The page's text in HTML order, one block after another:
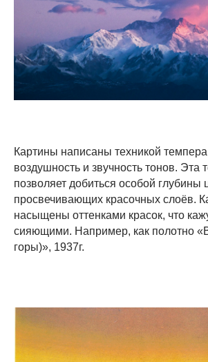
Картины написаны техникой
воздушность и звучность тонов. Эта
позволяет добиться особой глубины
просвечивающих красочных слоёв.
насыщены оттенками красок, что
сияющими. Например, как полотно
горы)», 1937г.